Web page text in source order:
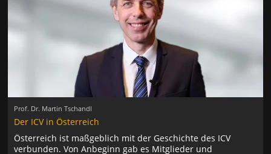
Prof. Dr. Martin Tschandl
Der ICV in Österreich
Österreich ist maßgeblich mit der Geschichte des ICV
verbunden. Von Anbeginn gab es Mitglieder und